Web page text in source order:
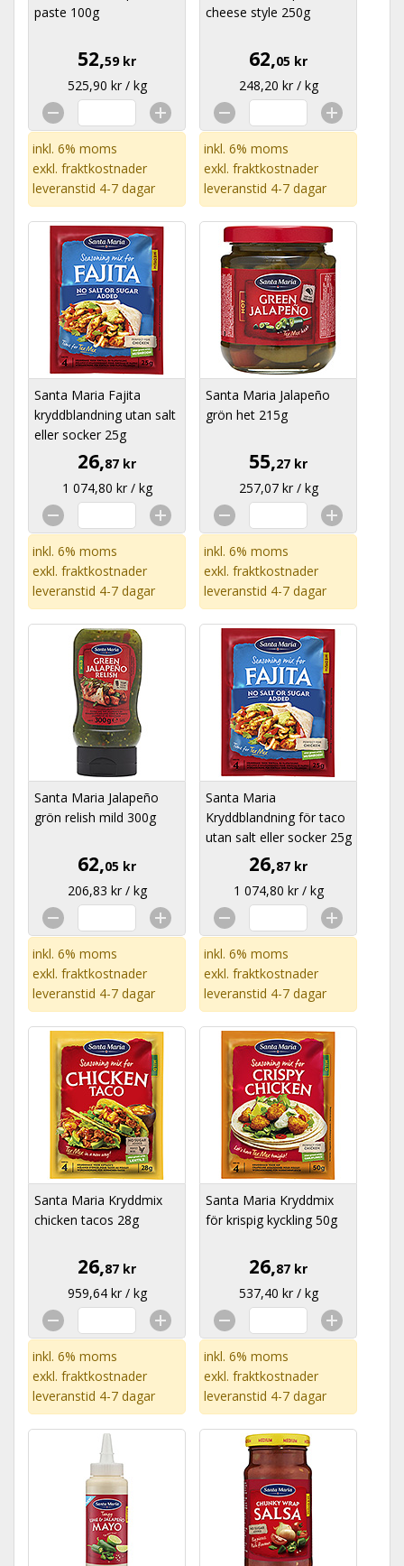
paste 100g
52,59 kr
525,90 kr / kg
inkl. 6% moms
exkl. fraktkostnader
leveranstid 4-7 dagar
cheese style 250g
62,05 kr
248,20 kr / kg
inkl. 6% moms
exkl. fraktkostnader
leveranstid 4-7 dagar
Santa Maria Fajita
kryddblandning utan salt
eller socker 25g
26,87 kr
1 074,80 kr / kg
inkl. 6% moms
exkl. fraktkostnader
leveranstid 4-7 dagar
Santa Maria Jalapeño
grön het 215g
55,27 kr
257,07 kr / kg
inkl. 6% moms
exkl. fraktkostnader
leveranstid 4-7 dagar
Santa Maria Jalapeño
grön relish mild 300g
62,05 kr
206,83 kr / kg
inkl. 6% moms
exkl. fraktkostnader
leveranstid 4-7 dagar
Santa Maria
Kryddblandning för taco
utan salt eller socker 25g
26,87 kr
1 074,80 kr / kg
inkl. 6% moms
exkl. fraktkostnader
leveranstid 4-7 dagar
Santa Maria Kryddmix
chicken tacos 28g
26,87 kr
959,64 kr / kg
inkl. 6% moms
exkl. fraktkostnader
leveranstid 4-7 dagar
Santa Maria Kryddmix
för krispig kyckling 50g
26,87 kr
537,40 kr / kg
inkl. 6% moms
exkl. fraktkostnader
leveranstid 4-7 dagar